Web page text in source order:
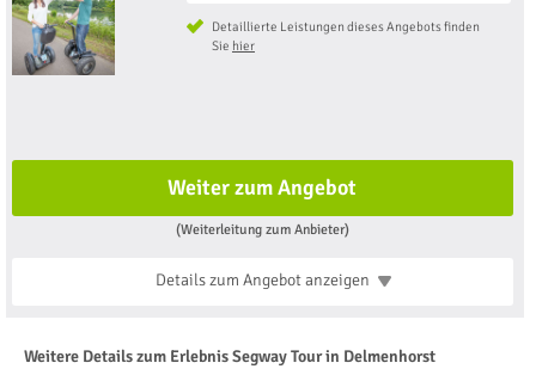
Detaillierte Leistungen dieses Angebots finden
Sie hier
Weiter zum Angebot
(Weiterleitung zum Anbieter)
Details zum Angebotanzeigen
Weitere Details zum Erlebnis Segway Tour in Delmenhorst